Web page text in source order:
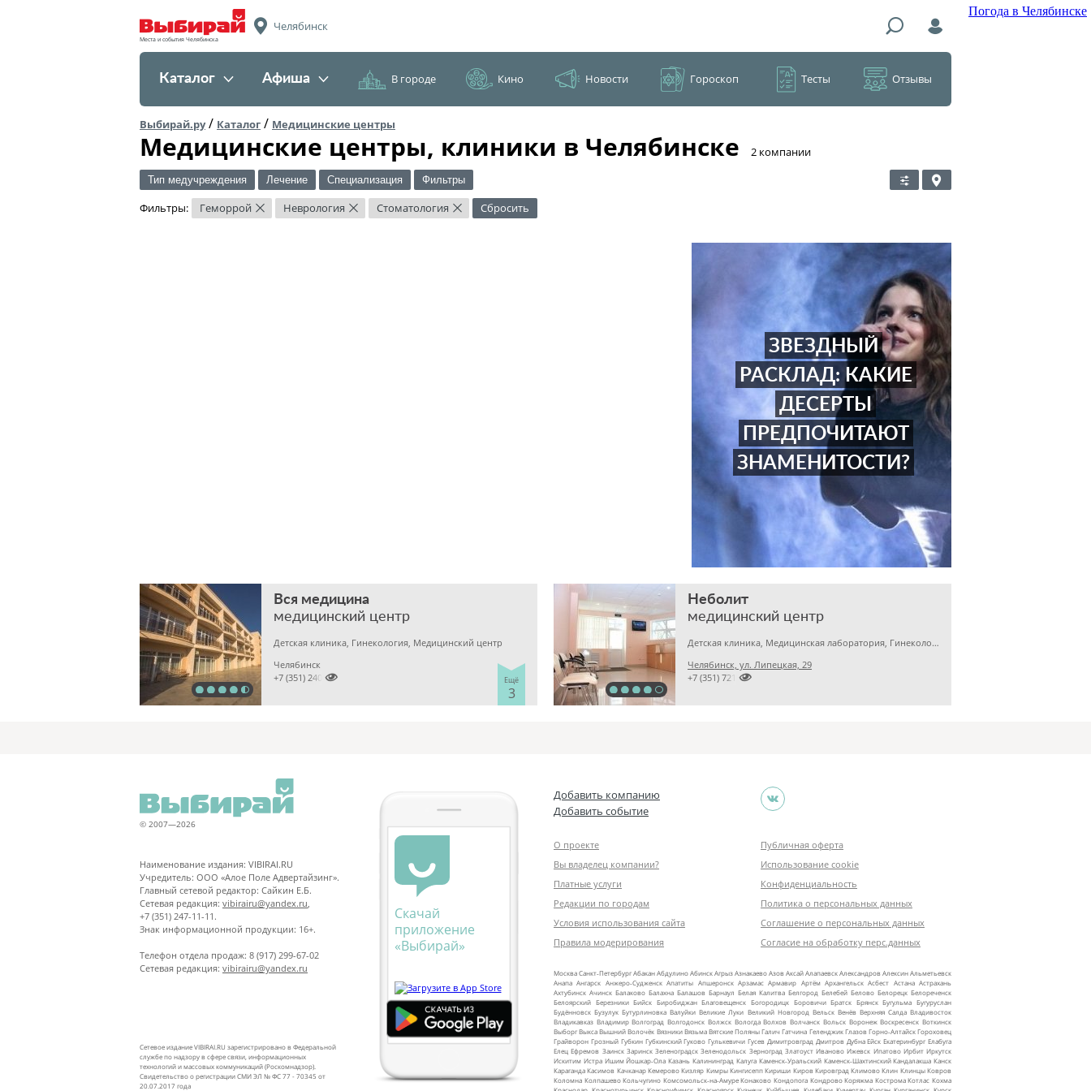
Погода в Челябинске
Места и события Челябинска
Челябинск
Каталог Афиша В городе Кино Новости Гороскоп Тесты Отзывы
Выбирай.ру/ Каталог / Медицинские центры
Медицинские центры, клиники в Челябинске ​2 компании
Тип медучреждения Лечение Специализация Фильтры
Фильтры: Геморрой × Неврология × Стоматология × Сбросить
ЗВЕЗДНЫЙ
РАСКЛАД: КАКИЕ
ДЕСЕРТЫ
ПРЕДПОЧИТАЮТ
ЗНАМЕНИТОСТИ?
Вся медицина
медицинский центр
Детская клиника, Гинекология, Медицинский центр
Ещё
3
Челябинск

+7 (351) 2400303
Неболит
медицинский центр
Детская клиника, Медицинская лаборатория, Гинекология
Челябинск, ул. Липецкая, 29

+7 (351) 7212891
© 2007—2026
Наименование издания: VIBIRAI.RU
Учредитель: ООО «Алое Поле Адвертайзинг».
Главный сетевой редактор: Сайкин Е.Б.
Сетевая редакция: vibirairu@yandex.ru
+7 (351) 247-11-11.
Знак информационной продукции: 16+.
Телефон отдела продаж: 8 (917) 299-67-02
Сетевая редакция: vibirairu@yandex.ru
Сетевое издание VIBIRAI.RU зарегистрировано в Федеральной
службе по надзору в сфере связи, информационных
технологий и массовых коммуникаций (Роскомнадзор).
Свидетельство о регистрации СМИ ЭЛ № ФС 77 - 70345 от
20.07.2017 года
Скачай
приложение
«Выбирай»
Добавить компанию
Добавить событие
О проекте
Вы владелец компании?
Платные услуги
Редакции по городам
Условия использования сайта
Правила модерирования
Публичная оферта
Использование cookie
Конфиденциальность
Политика о персональных данных
Соглашение о персональных данных
Согласие на обработку перс.данных
МоскваСанкт‑ПетербургАбаканАбдулиноАбинскАгрызАзнакаевоАзовАксайАлапаевскАлександровАлексинАльметьевск
Анапа Ангарск Анжеро‑Судженск Апатиты Апшеронск Арзамас Армавир Артём Архангельск Асбест Астана Астрахань
Ахтубинск Ачинск Балаково Балахна Балашов Барнаул Белая Калитва Белгород Белебей Белово Белорецк Белореченск
Белоярский Березники Бийск Биробиджан Благовещенск Богородицк Боровичи Братск Брянск Бугульма Бугуруслан
Будённовск Бузулук Бутурлиновка Валуйки Великие Луки Великий Новгород Вельск Венёв Верхняя Салда Владивосток
Владикавказ Владимир Волгоград Волгодонск Волжск Вологда Волхов Волчанск Вольск Воронеж Воскресенск Воткинск
ВыборгВыкса Вышний Волочёк Вязники Вязьма Вятские Поляны Галич Гатчина Геленджик Глазов Горно‑АлтайскГороховец
Грайворон Грозный Губкин Губкинский Гуково Гулькевичи Гусев Димитровград Дмитров Дубна Ейск Екатеринбург Елабуга
Елец Ефремов Заинск Заринск Зеленоградск Зеленодольск Зерноград Златоуст Иваново Ижевск Ипатово Ирбит Иркутск
Искитим Истра Ишим Йошкар‑Ола Казань Калининград Калуга Каменск‑Уральский Каменск‑Шахтинский Кандалакша Канск
Караганда Касимов Качканар Кемерово Кизляр Кимры Кингисепп Кириши Киров Кировград Климово Клин Клинцы Ковров
Коломна Колпашево Кольчугино Комсомольск‑на‑Амуре Конаково Кондопога Кондрово Коряжма Кострома Котлас Кохма